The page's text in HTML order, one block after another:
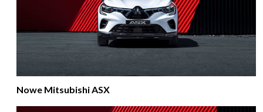
Nowe Mitsubishi ASX